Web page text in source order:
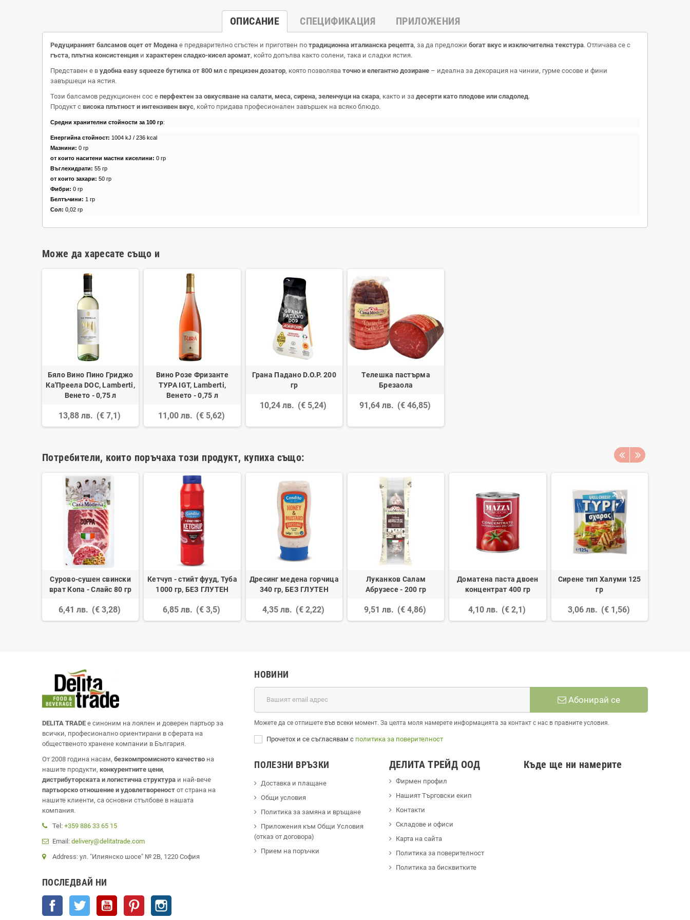
ОПИСАНИЕ СПЕЦИФИКАЦИЯ ПРИЛОЖЕНИЯ
Редуцираният балсамов оцет от Модена е предварително сгъстен и приготвен по традиционна италианска рецепта, за да предложи богат вкус и изключителна текстура. Отличава се с
гъста, плътна консистенция и характерен сладко-кисел аромат, който допълва както солени, така и сладки ястия.
Представен е в удобна easy squeeze бутилка от 800 мл с прецизен дозатор, която позволява точно и елегантно дозиране – идеална за декорация на чинии, гурме сосове и фини
завършеци на ястия.
Този балсамов редукционен сос е перфектен за овкусяване на салати, меса, сирена, зеленчуци на скара, както и за десерти като плодове или сладолед.
Продукт с висока плътност и интензивен вкус, който придава професионален завършек на всяко блюдо.
Средни хранителни стойности за 100 гр:
Енергийна стойност: 1004 kJ / 236 kcal
Мазнини: 0 гр
от които наситени мастни киселини: 0 гр
Въглехидрати: 55 гр
от които захари: 50 гр
Фибри: 0 гр
Белтъчини: 1 гр
Сол: 0,02 гр
Може да харесате също и
Бяло Вино Пино Гриджо
Ка'Преела DOC, Lamberti,
Венето - 0,75 л
13,88 лв. (€ 7,1)
Вино Розе Фризанте
ТУРА IGT, Lamberti,
Венето - 0,75 л
11,00 лв. (€ 5,62)
Грана Падано D.O.P. 200
гр
10,24 лв. (€ 5,24)
Телешка пастърма
Брезаола
91,64 лв. (€ 46,85)
Потребители, които поръчаха този продукт, купиха също:
Сурово-сушен свински
врат Копа - Слайс 80 гр
6,41 лв. (€ 3,28)
Кетчуп - стийт фууд, Туба
1000 гр, БЕЗ ГЛУТЕН
6,85 лв. (€ 3,5)
Дресинг медена горчица
340 гр, БЕЗ ГЛУТЕН
4,35 лв. (€ 2,22)
Луканков Салам
Абрузесе - 200 гр
9,51 лв. (€ 4,86)
Доматена паста двоен
концентрат 400 гр
4,10 лв. (€ 2,1)
Сирене тип Халуми 125
гр
3,06 лв. (€ 1,56)
DELITA TRADE е синоним на лоялен и доверен партьор за
всички, професионално ориентирани в сферата на
общественото хранене компании в България.
От 2008 година насам, безкомпромисното качество на
нашите продукти, конкурентните цени,
дистрибуторската и логистична структура и най-вече
партьорско отношение и удовлетвореност от страна на
нашите клиенти, са основни стълбове в нашата
компания.
Tel: +359 886 33 65 15
Email: delivery@delitatrade.com
Address: ул. "Илиянско шосе" № 2В, 1220 София
ПОСЛЕДВАЙ НИ
Facebook Twitter YouTube Pinterest
НОВИНИ
Абонирай се
Можете да се отпишете във всеки момент. За целта моля намерете информацията за контакт с нас в правните условия.
Прочетох и се съгласявам с политика за поверителност
ПОЛЕЗНИ ВРЪЗКИ
Доставка и плащане
Общи условия
Политика за замяна и връщане
Приложения към Общи Условия
(отказ от договора)
Прием на поръчки
ДЕЛИТА ТРЕЙД ООД
Фирмен профил
Hашият Търговски екип
Контакти
Cкладове и офиси
Карта на сайта
Политика за поверителност
Политика за бисквитките
Къде ще ни намерите